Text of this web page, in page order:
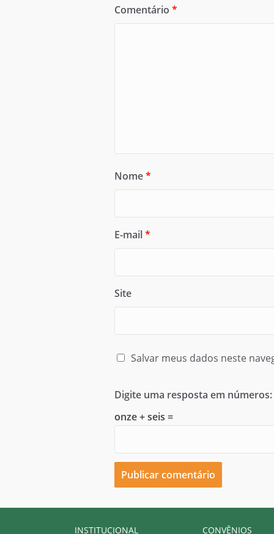
Comentário *
Nome*
E-mail*
Site
Salvar meus dados neste
Digite uma resposta em números:
onze + seis =
INSTITUCIONAL CONVÊNIOS